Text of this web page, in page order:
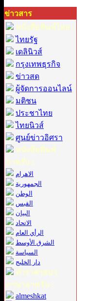
ข่าวสาร
หนังสือพิมพ์ไทย :
ไทยรัฐ
เดลินิวส์
กรุงเทพธุรกิจ
ข่าวสด
ผู้จัดการออนไลน์
มติชน
ประชาไทย
ไทยนิวส์
ศูนย์ข่าวอิศรา
หนังสือพิมพ์
อาหรับ :
الاهرام
الجمهورية
الوطن
القبس
البيان
الاتحاد
الرأي العام
الشرق الأوسط
السياسة
دار الخليج
ตำราศาสนา
ภาษาอาหรับ :
almeshkat